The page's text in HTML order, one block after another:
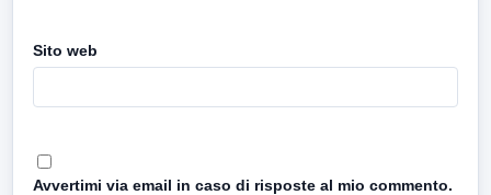
Sito web
Avvertimi via email in caso di risposte al mio commento.